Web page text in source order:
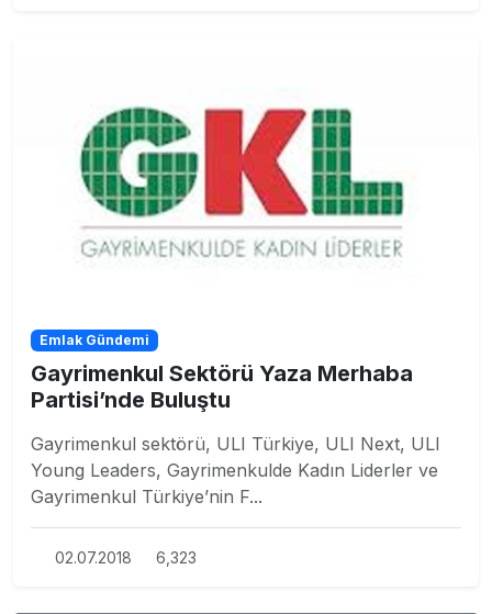
Emlak Gündemi
Gayrimenkul Sektörü Yaza Merhaba
Partisi’nde Buluştu
Gayrimenkul sektörü, ULI Türkiye, ULI Next, ULI
Young Leaders, Gayrimenkulde Kadın Liderler ve
Gayrimenkul Türkiye’nin F...
02.07.2018 6,323